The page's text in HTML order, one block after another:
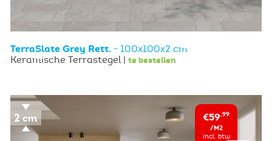
TerraSlate Grey Rett. - 100x100x2 cm
Keramische Terrastegel | te bestellen
€59,99
/M2
incl. btw